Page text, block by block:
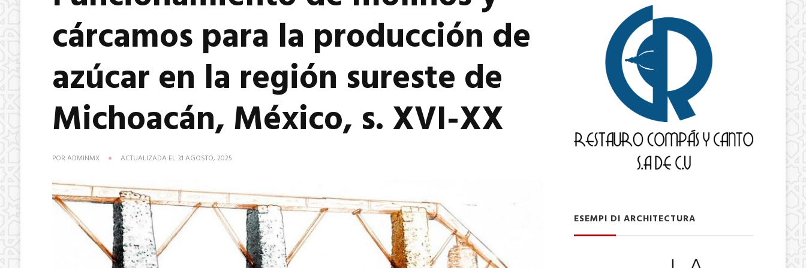
cárcamos para la producción de
azúcar en la región sureste de
Michoacán, México, s. XVI-XX
POR ADMINMX ACTUALIZADA EL 31 AGOSTO, 2025
ESEMPI DI ARCHITECTURA